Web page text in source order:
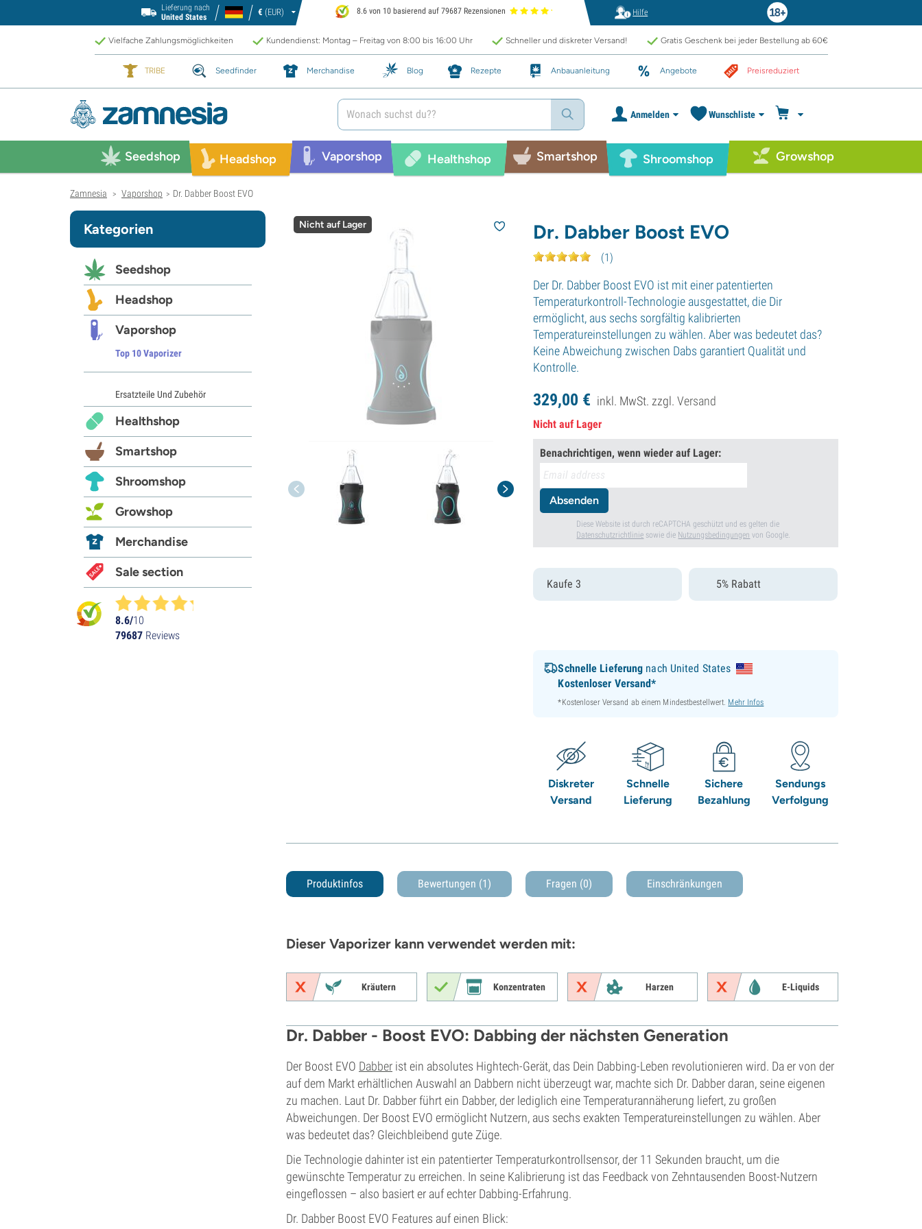
Lieferung nach
United States
€ (EUR) 8.6 von 10 basierend auf 79687 Rezensionen Hilfe
Vielfache Zahlungsmöglichkeiten Kundendienst: Montag – Freitag von 8:00 bis 16:00 Uhr Schneller und diskreter Versand! Gratis Geschenk bei jeder Bestellung ab 60€
TRIBE Seedfinder Merchandise Blog Rezepte Anbauanleitung Angebote Preisreduziert
Anmelden Wunschliste
Seedshop Headshop Vaporshop Healthshop Smartshop Shroomshop Growshop
Zamnesia > Vaporshop > Dr. Dabber Boost EVO
Nicht auf Lager Dr. Dabber Boost EVO
(1)
Der Dr. Dabber Boost EVO ist mit einer patentierten
Temperaturkontroll-Technologie ausgestattet, die Dir
ermöglicht, aus sechs sorgfältig kalibrierten
Temperatureinstellungen zu wählen. Aber was bedeutet das?
Keine Abweichung zwischen Dabs garantiert Qualität und
Kontrolle.
329,00 € inkl. MwSt. zzgl.Versand
Nicht auf Lager
Benachrichtigen, wenn wieder auf Lager:
Absenden
Diese Website ist durch reCAPTCHA geschützt und es gelten die
Datenschutzrichtlinie sowie die Nutzungsbedingungen von Google.
Kaufe 3 5% Rabatt
Schnelle Lieferung nach United States
Kostenloser Versand*
*Kostenloser Versand ab einem Mindestbestellwert. Mehr Infos
Diskreter
Versand
Schnelle
Lieferung
Sichere
Bezahlung
Sendungs
Verfolgung
Produktinfos Bewertungen (1) Fragen (0) Einschränkungen
Dieser Vaporizer kann verwendet werden mit:
Kräutern Konzentraten Harzen E-Liquids
Dr. Dabber - Boost EVO: Dabbing der nächsten Generation
Der Boost EVO Dabber ist ein absolutes Hightech-Gerät, das Dein Dabbing-Leben revolutionieren wird. Da er von der
auf dem Markt erhältlichen Auswahl an Dabbern nicht überzeugt war, machte sich Dr. Dabber daran, seine eigenen
zu machen. Laut Dr. Dabber führt ein Dabber, der lediglich eine Temperaturannäherung liefert, zu großen
Abweichungen. Der Boost EVO ermöglicht Nutzern, aus sechs exakten Temperatureinstellungen zu wählen. Aber
was bedeutet das? Gleichbleibend gute Züge.
Die Technologie dahinter ist ein patentierter Temperaturkontrollsensor, der 11 Sekunden braucht, um die
gewünschte Temperatur zu erreichen. In seine Kalibrierung ist das Feedback von Zehntausenden Boost-Nutzern
eingeflossen – also basiert er auf echter Dabbing-Erfahrung.
Dr. Dabber Boost EVO Features auf einen Blick:
Kategorien
Seedshop
Headshop
Vaporshop
Top 10 Vaporizer
Ersatzteile Und Zubehör
Healthshop
Smartshop
Shroomshop
Growshop
Merchandise
Sale section
8.6/10
79687 Reviews